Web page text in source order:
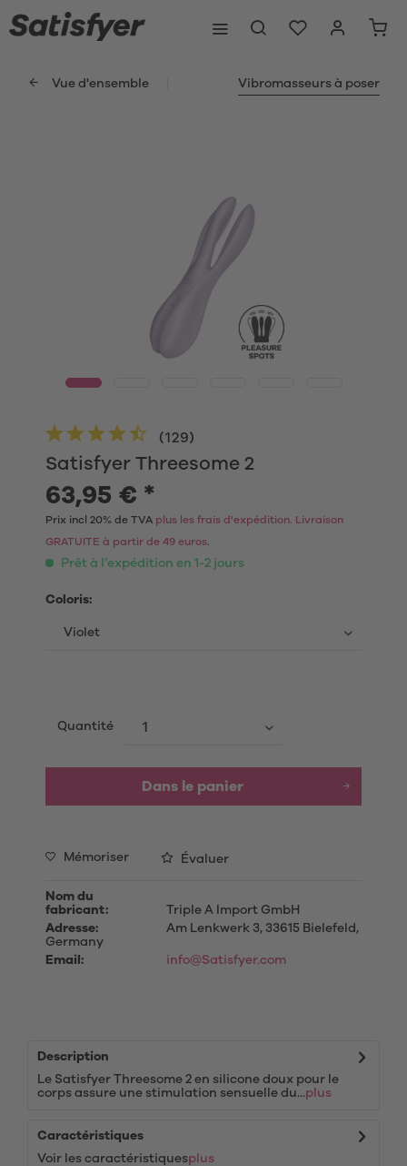
Vue d'ensemble Vibromasseurs à poser
Satisfyer Threesome 2
(129)
63,95 € *
Prix incl 20% de TVA plus les frais d'expédition. Livraison
GRATUITE à partir de 49 euros.
Prêt à l’expédition en 1-2 jours
Coloris:
Quantité
Dans le panier
Mémoriser Évaluer
Nom du
fabricant:
Triple A Import GmbH
Adresse:
Am Lenkwerk 3, 33615 Bielefeld,
Germany
Email:
info@Satisfyer.com
Description
Le Satisfyer Threesome 2 en silicone doux pour le
corps assure une stimulation sensuelle du...plus
Caractéristiques
Voir les caractéristiquesplus